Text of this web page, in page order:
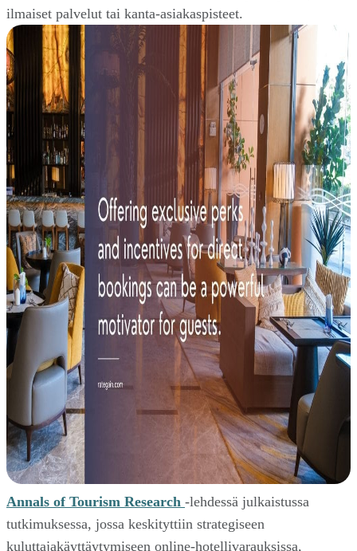
ilmaiset palvelut tai kanta-asiakaspisteet.
Annals of Tourism Research -lehdessä julkaistussa
tutkimuksessa, jossa keskityttiin strategiseen
kuluttajakäyttäytymiseen online-hotellivarauksissa,